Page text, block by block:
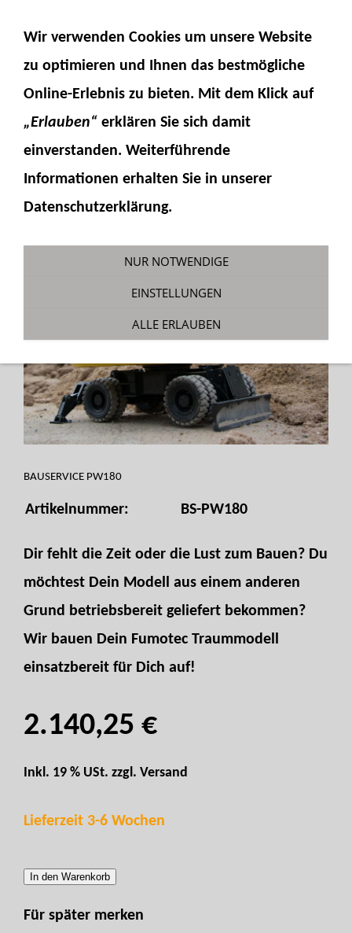
Bauservice PW180
BAUSERVICE PW180
Artikelnummer: BS-PW180
Dir fehlt die Zeit oder die Lust zum Bauen? Du
möchtest Dein Modell aus einem anderen
Grund betriebsbereit geliefert bekommen?
Wir bauen Dein Fumotec Traummodell
einsatzbereit für Dich auf!
2.140,25 €
Inkl. 19 % USt. zzgl. Versand
Lieferzeit 3-6 Wochen
In den Warenkorb
Für später merken
Wir verwenden Cookies um unsere Website
zu optimieren und Ihnen das bestmögliche
Online-Erlebnis zu bieten. Mit dem Klick auf
„Erlauben“ erklären Sie sich damit
einverstanden. Weiterführende
Informationen erhalten Sie in unserer
Datenschutzerklärung.
NUR NOTWENDIGE
EINSTELLUNGEN
ALLE ERLAUBEN